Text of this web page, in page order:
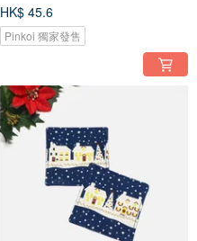
HK$ 45.6
Pinkoi 獨家發售